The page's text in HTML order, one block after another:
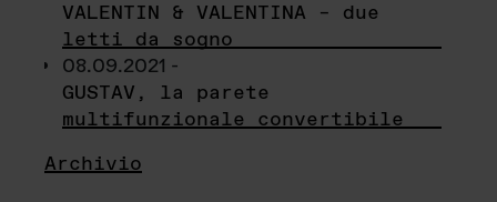
VALENTIN & VALENTINA – due
letti da sogno
08.09.2021 -
GUSTAV, la parete
multifunzionale convertibile
Archivio